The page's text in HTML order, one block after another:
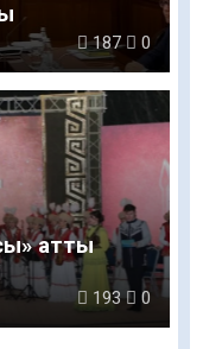
187 0
атты
193 0